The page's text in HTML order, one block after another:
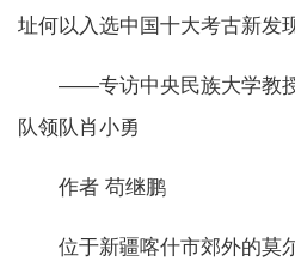
址何以入选中国十大考古新发
——专访中央民族大学教授
队领队肖小勇
作者 苟继鹏
位于新疆喀什市郊外的莫